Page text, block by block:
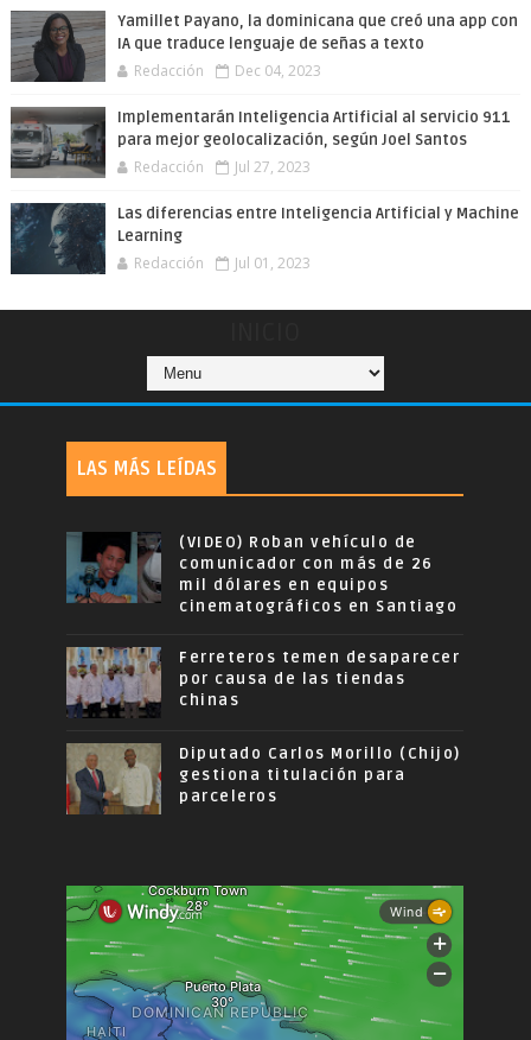
Yamillet Payano, la dominicana que creó una app con
IA que traduce lenguaje de señas a texto
Redacción Dec 04, 2023
Implementarán Inteligencia Artificial al servicio 911
para mejor geolocalización, según Joel Santos
Redacción Jul 27, 2023
Las diferencias entre Inteligencia Artificial y Machine
Learning
Redacción Jul 01, 2023
LAS MÁS LEÍDAS
(VIDEO) Roban vehículo de
comunicador con más de 26
mil dólares en equipos
cinematográficos en Santiago
Ferreteros temen desaparecer
por causa de las tiendas
chinas
Diputado Carlos Morillo (Chijo)
gestiona titulación para
parceleros